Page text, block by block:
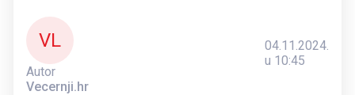
VL
Autor
Vecernji.hr
04.11.2024.
u 10:45